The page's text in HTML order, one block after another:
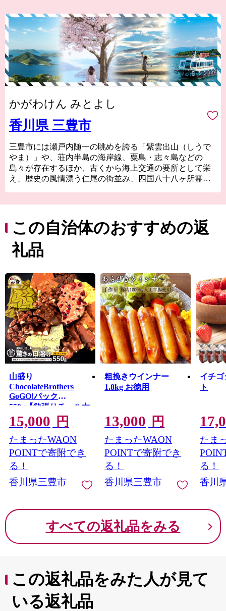
かがわけん みとよし
香川県 三豊市
三豊市には瀬戸内随一の眺めを誇る「紫雲出山（しうで
やま）」や、荘内半島の海岸線、粟島・志々島などの
島々が存在するほか、古くから海上交通の要所として栄
え、歴史の風情漂う仁尾の街並み、四国八十八ヶ所霊場
をきっかけに多くの人が訪れるようになった父母ヶ浜
（ちちぶがはま）ですが、その景観は古くから地元の皆
さんの手によって守られてきました。
７つの町が合併し誕生した三豊市では様々な文化、歴史
らも多くのお客様が訪れていますが、三豊市をこれから
もっと多くの方に知ってもらい、その魅力を感じてもら
いたいと思います。
この自治体のおすすめの返
礼品
山盛り
ChocolateBrothers
GoGO!パック
550g【欲張りチュル太
(弟)】
15,000 円
たまったWAON
POINTで寄附でき
る！
香川県三豊市
粗挽きウインナー
1.8kg お徳用
13,000 円
たまったWAON
POINTで寄附でき
る！
香川県三豊市
イチゴ
ト
たま
る！
香川
すべての返礼品をみる
この返礼品をみた人が見て
いる返礼品